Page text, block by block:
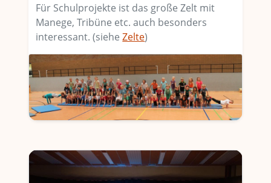
Für Schulprojekte ist das große Zelt mit
Manege, Tribüne etc. auch besonders
interessant. (sieheZelte)